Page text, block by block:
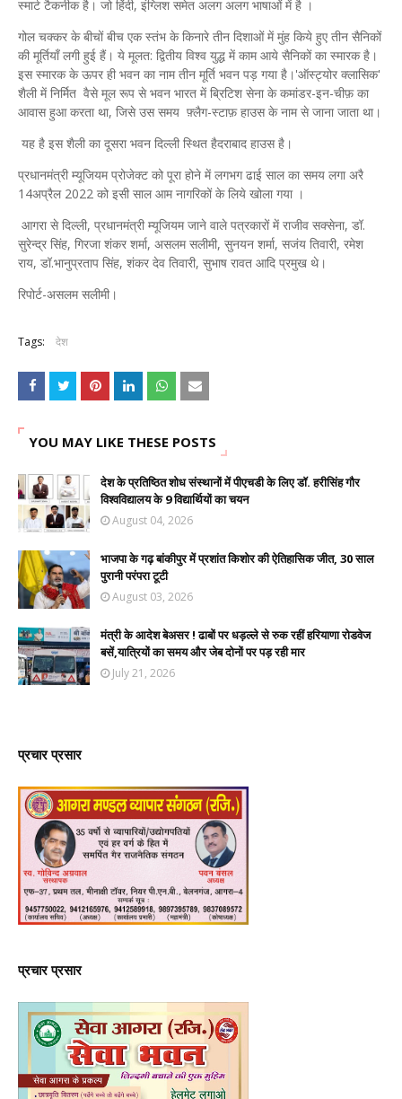
स्‍मार्ट टैकनीक है। जो हिंदी, इंग्लिश समेत अलग अलग भाषाओं में है ।
गोल चक्कर के बीचों बीच एक स्तंभ के किनारे तीन दिशाओं में मुंह किये हुए तीन सैनिकों
की मूर्तियाँ लगी हुई हैं। ये मूलत: द्वितीय विश्व युद्ध में काम आये सैनिकों का स्मारक है।
इस स्मारक के ऊपर ही भवन का नाम तीन मूर्ति भवन पड़ गया है।'ऑस्ट्योर क्लासिक'
शैली में निर्मित वैसे मूल रूप से भवन भारत में ब्रिटिश सेना के कमांडर-इन-चीफ़ का
आवास हुआ करता था, जिसे उस समय फ़्लैग-स्टाफ़ हाउस के नाम से जाना जाता था।
यह है इस शैली का दूसरा भवन दिल्ली स्थित हैदराबाद हाउस है।
प्रधानमंत्री म्‍यूजियम प्रोजेक्‍ट को पूरा होने में लगभग ढाई साल का समय लगा अरै
14अप्रैल 2022 को इसी साल आम नागरिकों के लिये खोला गया ।
आगरा से दिल्ली, प्रधानमंत्री म्यूजियम जाने वाले पत्रकारों में राजीव सक्सेना, डॉ.
सुरेन्द्र सिंह, गिरजा शंकर शर्मा, असलम सलीमी, सुनयन शर्मा, सजंय तिवारी, रमेश
राय, डॉ.भानुप्रताप सिंह, शंकर देव तिवारी, सुभाष रावत आदि प्रमुख थे।
रिपोर्ट-असलम सलीमी।
Tags: देश
YOU MAY LIKE THESE POSTS
देश के प्रतिष्ठित शोध संस्थानों में पीएचडी के लिए डॉ. हरीसिंह गौर
विश्वविद्यालय के 9 विद्यार्थियों का चयन
August 04, 2026
भाजपा के गढ़ बांकीपुर में प्रशांत किशोर की ऐतिहासिक जीत, 30 साल
पुरानी परंपरा टूटी
August 03, 2026
मंत्री के आदेश बेअसर ! ढाबों पर धड़ल्ले से रुक रहीं हरियाणा रोडवेज
बसें,यात्रियों का समय और जेब दोनों पर पड़ रही मार
July 21, 2026
प्रचार प्रसार
प्रचार प्रसार